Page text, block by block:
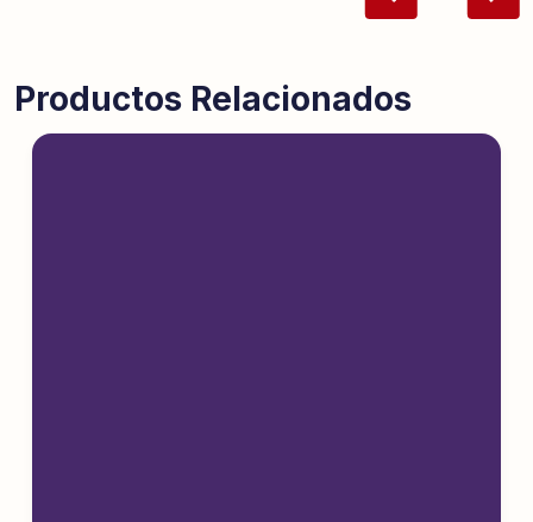
Productos Relacionados